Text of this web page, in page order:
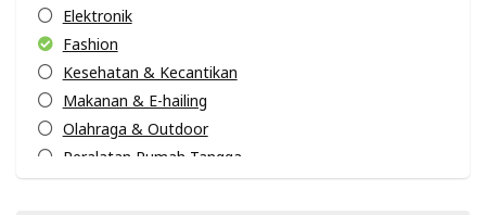
Elektronik
Fashion
Kesehatan & Kecantikan
Makanan & E-hailing
Olahraga & Outdoor
Peralatan Rumah Tangga
Perlengkapan Ibu & Bayi